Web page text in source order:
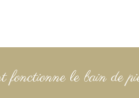
fonctionne le bain de